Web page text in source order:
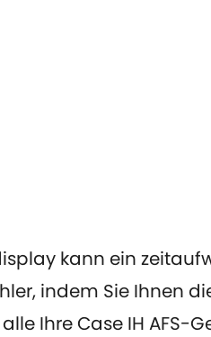
kann ein
indem Sie Ihnen
Ihre Case IH